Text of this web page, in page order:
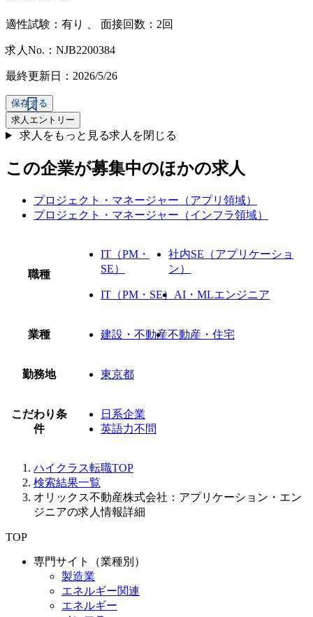
適性試験： 有り 面接回数：2回
求人No.：NJB2200384
最終更新日：2026/5/26
保存する
求人エントリー
求人をもっと見る求人を閉じる
この企業が募集中のほかの求人
プロジェクト・マネージャー（アプリ領域）
プロジェクト・マネージャー（インフラ領域）
職種
IT（PM・
SE）
社内SE（アプリケーショ
ン）
IT（PM・SE） AI・MLエンジニア
業種 建設・不動産不動産・住宅
勤務地 東京都
こだわり条
件
日系企業
英語力不問
ハイクラス転職TOP
検索結果一覧
オリックス不動産株式会社：アプリケーション・エン
ジニアの求人情報詳細
TOP
専門サイト（業種別）
製造業
エネルギー関連
エネルギー